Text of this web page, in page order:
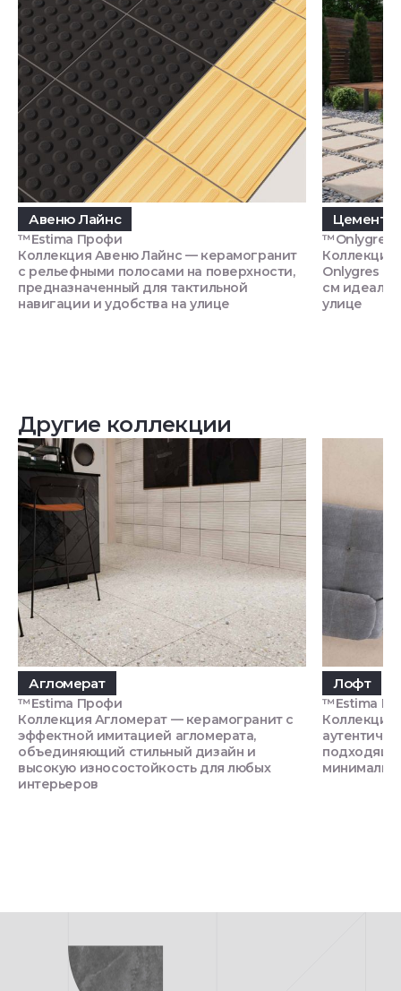
Авеню Лайнс
™Estima Профи
Коллекция Авеню Лайнс — керамогранит
с рельефными полосами на поверхности,
предназначенный для тактильной
навигации и удобства на улице
Цемент
™Onlygres
Коллекция
Onlygres
см
улице
Другие коллекции
Агломерат
™Estima Профи
Коллекция Агломерат — керамогранит с
эффектной имитацией агломерата,
объединяющий стильный дизайн и
высокую износостойкость для любых
интерьеров
Лофт
™Estima
Коллекция